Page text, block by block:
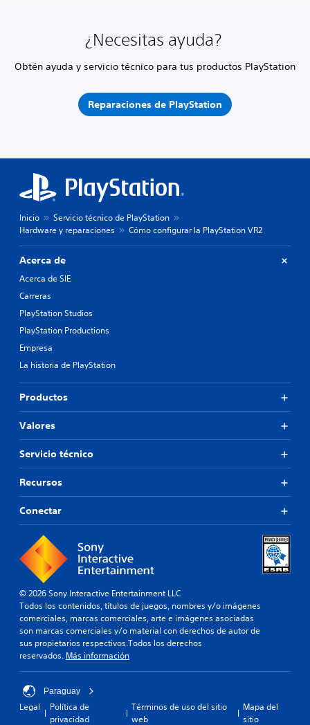
¿Necesitas ayuda?
Obtén ayuda y servicio técnico para tus productos PlayStation
Reparaciones de PlayStation
Inicio
Servicio técnico de PlayStation
Hardware y reparaciones
Cómo configurar la PlayStation VR2
Acerca de
Acerca de SIE
Carreras
PlayStation Studios
PlayStation Productions
Empresa
La historia de PlayStation
Productos
Valores
Servicio técnico
Recursos
Conectar
© 2026 Sony Interactive Entertainment LLC
Todos los contenidos, títulos de juegos, nombres y/o imágenes
comerciales, marcas comerciales, arte e imágenes asociadas
son marcas comerciales y/o material con derechos de autor de
sus propietarios respectivos.Todos los derechos
reservados. Más información
Paraguay
Legal
Política de
privacidad
Términos de uso del sitio
web
Mapa del
sitio